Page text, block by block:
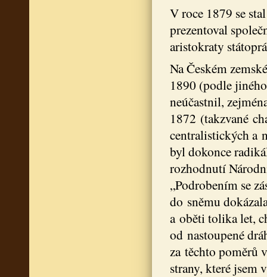
V roce 1879 se
prezentoval
aristokraty
Na Českém
1890 (podle
neúčastnil,
1872 (takzvané
centralistických a
byl dokonce
rozhodnutí
„Podrobením se
do sněmu
a oběti tolika let,
od nastoupené
za těchto poměrů
strany, které jsem